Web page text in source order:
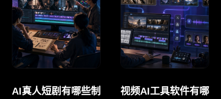
AI真人短剧有哪些制
视频AI工具软件有哪